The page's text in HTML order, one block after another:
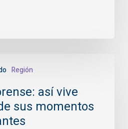
Región
así vive
sus momentos